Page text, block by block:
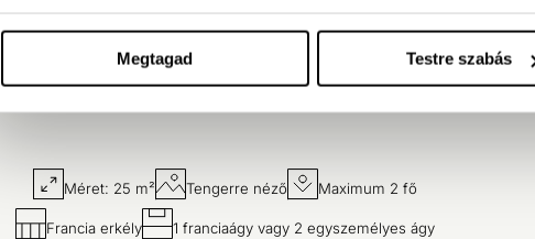
Megtagad Testre szabás
Méret: 25 m² Tengerre néző Maximum 2 fő
Francia erkély 1 franciaágy vagy 2 egyszemélyes ágy